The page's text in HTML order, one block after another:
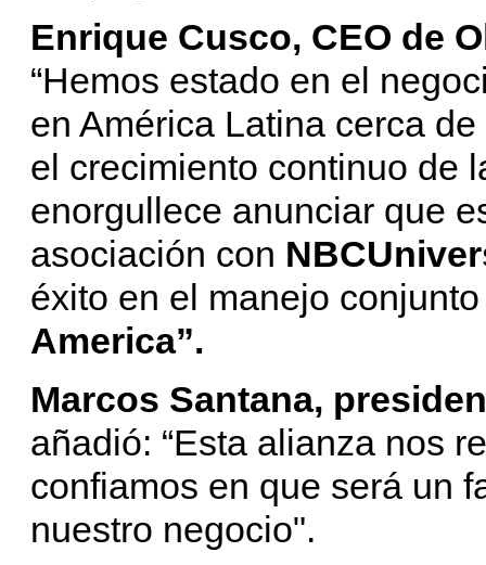
Enrique Cusco, CEO de
“Hemos estado en el
en América Latina cerca
el crecimiento continuo de
enorgullece anunciar que
asociación con
éxito en el manejo
America”.
Marcos Santana,
añadió: “Esta alianza nos
confiamos en que será un
nuestro negocio".